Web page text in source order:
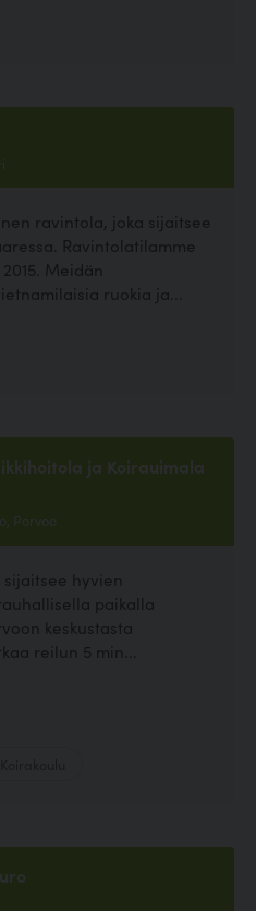
ravintola, joka sijaitsee
Ravintolatilamme
Meidän
ruokia ja...
ja Koirauimala
Porvoo
hyvien
paikalla
keskustasta
reilun 5 min...